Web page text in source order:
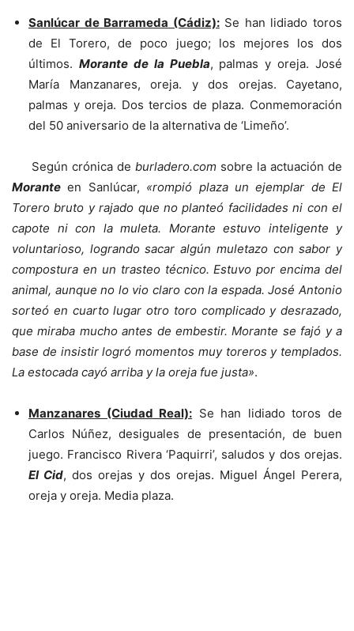
Sanlúcar de Barrameda (Cádiz):Se han lidiado toros
de El Torero, de poco juego; los mejores los dos
últimos. Morante de la Puebla, palmas y oreja. José
María Manzanares, oreja. y dos orejas. Cayetano,
palmas y oreja. Dos tercios de plaza. Conmemoración
del 50 aniversario de la alternativa de ‘Limeño’.
Según crónica de burladero.com sobre la actuación de
Morante en Sanlúcar, «rompió plaza un ejemplar de El
Torero bruto y rajado que no planteó facilidades ni con el
capote ni con la muleta. Morante estuvo inteligente y
voluntarioso, logrando sacar algún muletazo con sabor y
compostura en un trasteo técnico. Estuvo por encima del
animal, aunque no lo vio claro con la espada. José Antonio
sorteó en cuarto lugar otro toro complicado y desrazado,
que miraba mucho antes de embestir. Morante se fajó y a
base de insistir logró momentos muy toreros y templados.
La estocada cayó arriba y la oreja fue justa».
Manzanares (Ciudad Real): Se han lidiado toros de
Carlos Núñez, desiguales de presentación, de buen
juego. Francisco Rivera ‘Paquirri’, saludos y dos orejas.
El Cid, dos orejas y dos orejas. Miguel Ángel Perera,
oreja y oreja. Media plaza.